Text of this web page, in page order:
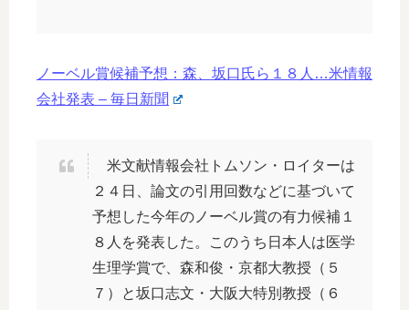
ノーベル賞候補予想：森、坂口氏ら１８人…米情報
会社発表 – 毎日新聞
米文献情報会社トムソン・ロイターは
２４日、論文の引用回数などに基づいて
予想した今年のノーベル賞の有力候補１
８人を発表した。このうち日本人は医学
生理学賞で、森和俊・京都大教授（５
７）と坂口志文・大阪大特別教授（６